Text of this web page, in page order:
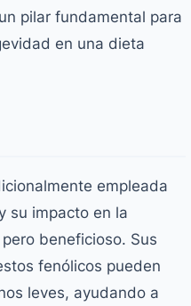
pilar fundamental para
en una dieta
empleada
su impacto en la
beneficioso. Sus
fenólicos pueden
leves, ayudando a